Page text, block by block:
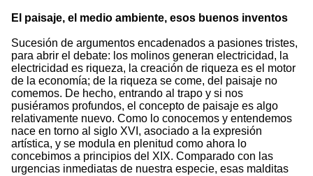
El paisaje, el medio ambiente, esos buenos inventos
Sucesión de argumentos encadenados a pasiones tristes,
para abrir el debate: los molinos generan electricidad, la
electricidad es riqueza, la creación de riqueza es el motor
de la economía; de la riqueza se come, del paisaje no
comemos. De hecho, entrando al trapo y si nos
pusiéramos profundos, el concepto de paisaje es algo
relativamente nuevo. Como lo conocemos y entendemos
nace en torno al siglo XVI, asociado a la expresión
artística, y se modula en plenitud como ahora lo
concebimos a principios del XIX. Comparado con las
urgencias inmediatas de nuestra especie, esas malditas